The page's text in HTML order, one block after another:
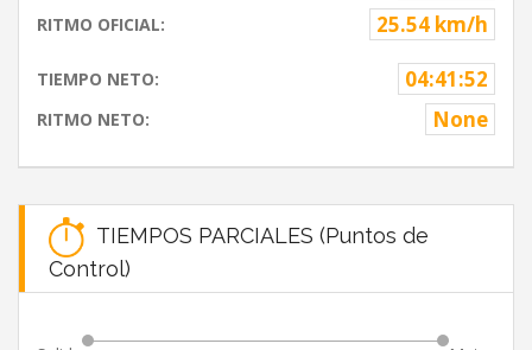
RITMO OFICIAL: 25.54 km/h
TIEMPO NETO: 04:41:52
RITMO NETO: None
TIEMPOS PARCIALES (Puntos de
Control)